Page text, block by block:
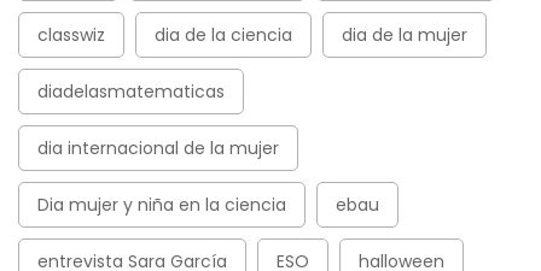
classwiz dia de la ciencia dia de la mujer
diadelasmatematicas
dia internacional de la mujer
Dia mujer y niña en la ciencia ebau
entrevista Sara García ESO halloween